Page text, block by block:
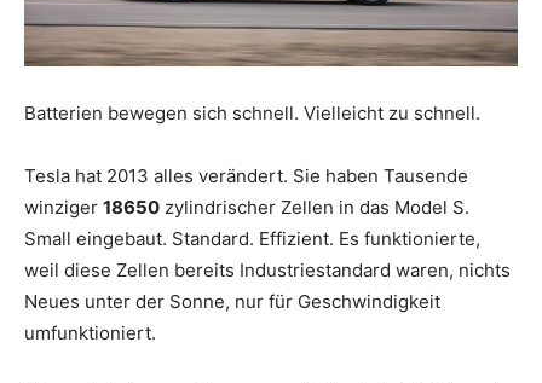
Batterien bewegen sich schnell. Vielleicht zu schnell.
Tesla hat 2013 alles verändert. Sie haben Tausende
winziger 18650 zylindrischer Zellen in das Model S.
Small eingebaut. Standard. Effizient. Es funktionierte,
weil diese Zellen bereits Industriestandard waren, nichts
Neues unter der Sonne, nur für Geschwindigkeit
umfunktioniert.